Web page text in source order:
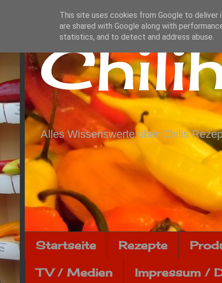
Alles Wissenswerte über Chilis
Startseite Rezepte
TV / Medien Impressum /
This site uses cookies from Google to deliver
are shared with Google along with
statistics, and to detect and address abuse.